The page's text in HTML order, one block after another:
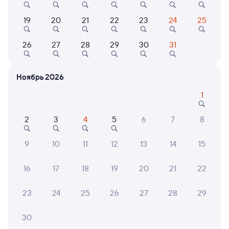
Выбор любимых мест на схемах вагонов
Подробные ответы на вопросы о поездке или
СМС-сопровождение до посадки в поезд
Оформление без регистрации на сайте
Частые вопросы
Что нужно, чтобы сесть в поезд?
Что делать, если ошибся при вводе данных
19 20 21 22 23 24 25
26 27 28 29 30 31
Ноябрь 2026
1
2 3 4 5 6 7 8
9 10 11 12 13 14 15
16 17 18 19 20 21 22
23 24 25 26 27 28 29
30